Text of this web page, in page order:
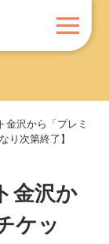
金沢から「プレミ
り次第終了】
金沢か
ケッ